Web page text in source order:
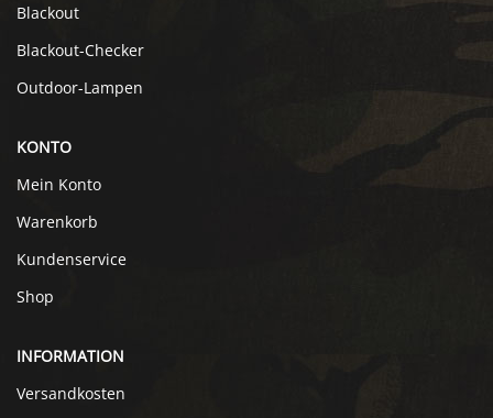
Blackout
Blackout-Checker
Outdoor-Lampen
KONTO
Mein Konto
Warenkorb
Kundenservice
Shop
INFORMATION
Versandkosten